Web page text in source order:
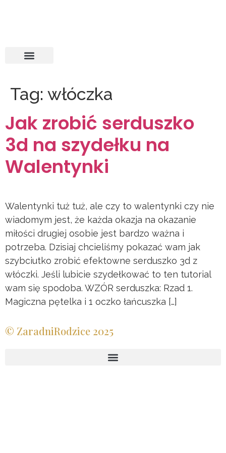
Tag: włóczka
Jak zrobić serduszko
3d na szydełku na
Walentynki
Walentynki tuż tuż, ale czy to walentynki czy nie
wiadomym jest, że każda okazja na okazanie
miłości drugiej osobie jest bardzo ważna i
potrzeba. Dzisiaj chcieliśmy pokazać wam jak
szybciutko zrobić efektowne serduszko 3d z
włóczki. Jeśli lubicie szydełkować to ten tutorial
wam się spodoba. WZÓR serduszka: Rzad 1.
Magiczna pętelka i 1 oczko łańcuszka […]
© ZaradniRodzice 2025